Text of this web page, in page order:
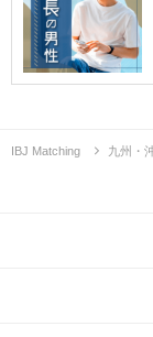
IBJ Matching 九州・